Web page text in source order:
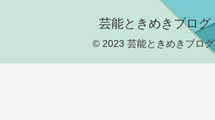
芸能ときめきブログ
© 2023 芸能ときめきブログ.